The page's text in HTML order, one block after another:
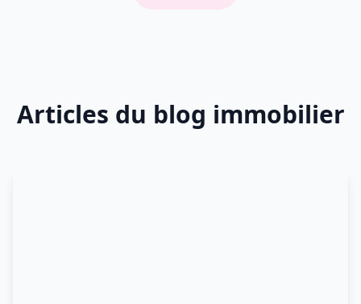
Articles du blog immobilier